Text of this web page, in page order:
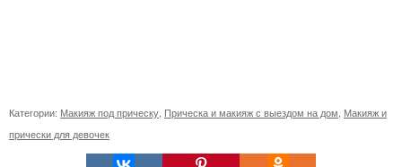
Категории: Макияж под прическу Прическа и макияж с выездом на дом Макияж и
прически для девочек